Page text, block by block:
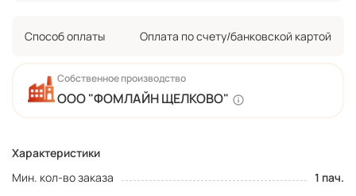
Характеристики
Мин. кол-во заказа
1 пач.
Собственное производство
ООО "ФОМЛАЙН ЩЕЛКОВО"
Способ оплаты Оплата по счету/банковской картой